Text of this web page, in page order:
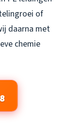
of
daarna met
chemie